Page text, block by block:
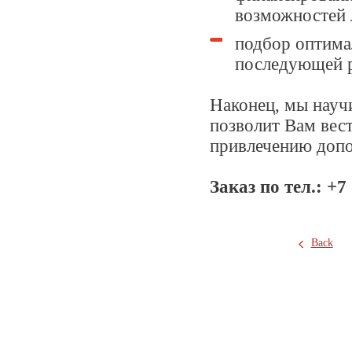
возможностей
подбор
последующей
Наконец, мы
позволит Вам
привлечению
Заказ по тел.:
Back